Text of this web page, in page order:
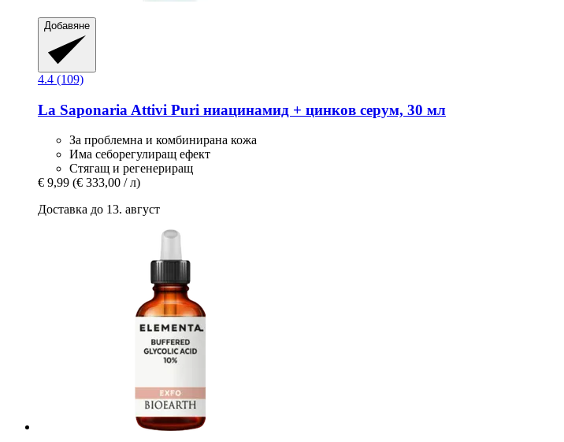
Добавяне
4.4 (109)
La Saponaria Attivi Puri ниацинамид + цинков серум, 30 мл
За проблемна и комбинирана кожа
Има себорегулиращ ефект
Стягащ и регенериращ
€ 9,99 (€ 333,00 / л)
Доставка до 13. август